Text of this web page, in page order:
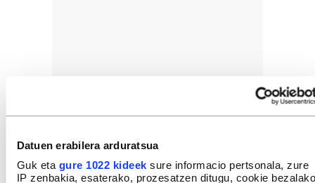
Datuen erabilera arduratsua
Guk eta gure 1022 kideek sure informacio pertsonala, zure
IP zenbakia, esaterako, prozesatzen ditugu, cookie bezalako